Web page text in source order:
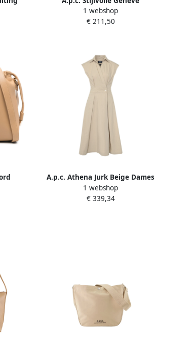
Schoudertas Beige Dames
1 webshop
€ 211,50
A.p.c. Athena Jurk Beige Dames
1 webshop
€ 339,34